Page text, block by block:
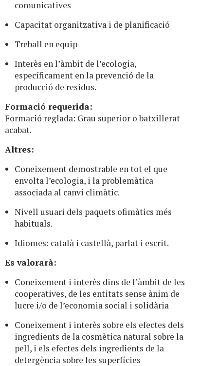
comunicatives
Capacitat organitzativa i de planificació
Treball en equip
Interès en l’àmbit de l’ecologia,
específicament en la prevenció de la
producció de residus.
Formació requerida:
Formació reglada: Grau superior o batxillerat
acabat.
Altres:
Coneixement demostrable en tot el que
envolta l’ecologia, i la problemàtica
associada al canvi climàtic.
Nivell usuari dels paquets ofimàtics més
habituals.
Idiomes: català i castellà, parlat i escrit.
Es valorarà:
Coneixement i interès dins de l’àmbit de les
cooperatives, de les entitats sense ànim de
lucre i/o de l’economia social i solidària
Coneixement i interès sobre els efectes dels
ingredients de la cosmètica natural sobre la
pell, i els efectes dels ingredients de la
detergència sobre les superfícies